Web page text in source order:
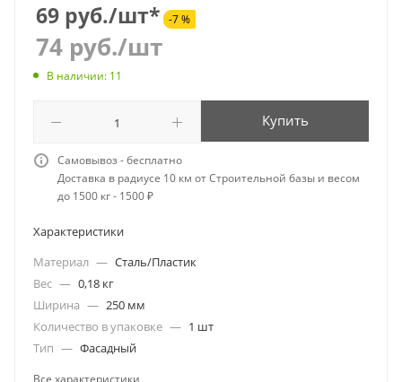
69 руб./шт* -7 %
74 руб./шт
В наличии: 11
Купить
Самовывоз - бесплатно
Доставка в радиусе 10 км от Строительной базы и весом
до 1500 кг - 1500 ₽
Характеристики
Материал — Сталь/Пластик
Вес — 0,18 кг
Ширина — 250 мм
Количество в упаковке — 1 шт
Тип — Фасадный
Все характеристики